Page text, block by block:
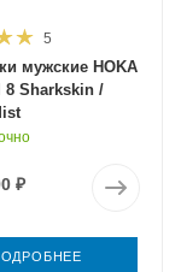
5
мужские HOKA
8 Sharkskin /
₽